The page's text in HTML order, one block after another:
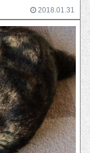
2018.01.31